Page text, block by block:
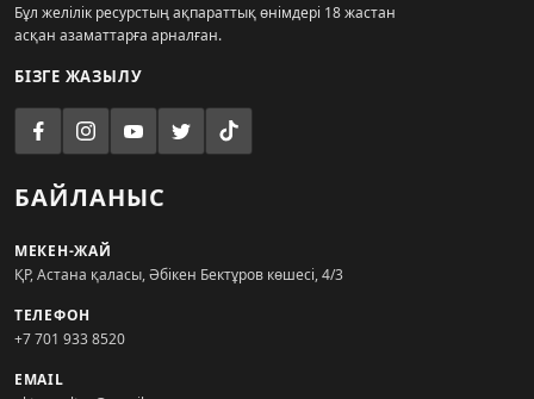
Бұл желілік ресурстың ақпараттық өнімдері 18 жастан
асқан азаматтарға арналған.
БІЗГЕ ЖАЗЫЛУ
БАЙЛАНЫС
МЕКЕН-ЖАЙ
ҚР, Астана қаласы, Әбікен Бектұров көшесі, 4/3
ТЕЛЕФОН
+7 701 933 8520
EMAIL